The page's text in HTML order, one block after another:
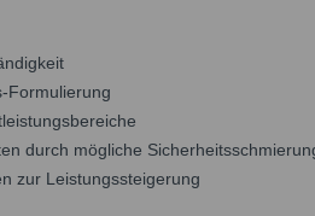
Formulierung
durch mögliche
zur Leistungssteigerung